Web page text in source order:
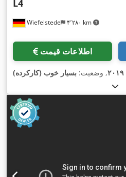
Wiefelstede ۴٬۲۸۰ km
L4
اطلاعات قیمت
۲۰۱۹, وضعیت: بسیار خوب (کارکرده)